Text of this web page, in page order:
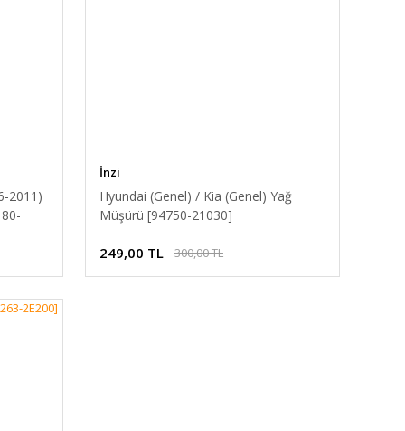
2011)
İnzi
Hyundai (Genel) / Kia (Genel) Yağ
Müşürü [94750-21030]
249,00 TL 300,00 TL